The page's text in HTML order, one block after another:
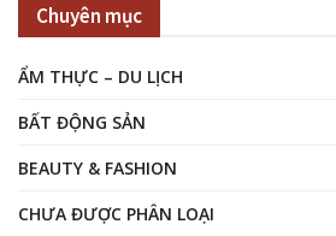
Chuyên mục
ẨM THỰC – DU LỊCH
BẤT ĐỘNG SẢN
BEAUTY & FASHION
CHƯA ĐƯỢC PHÂN LOẠI